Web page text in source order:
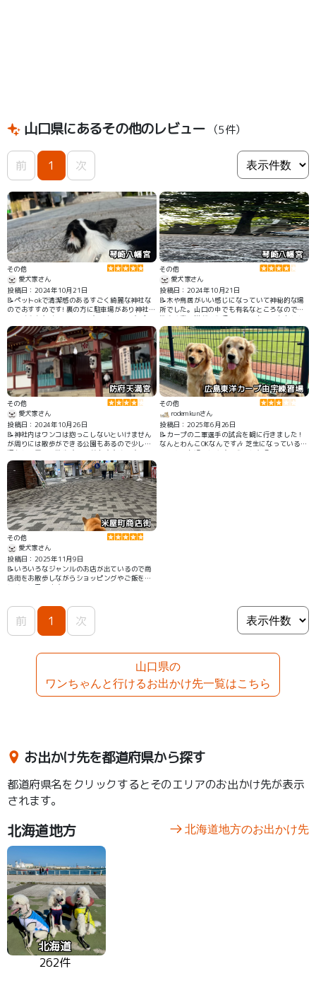
山口県にあるその他のレビュー （5件）
前 1 次
琴崎八幡宮
その他
愛犬家さん
投稿日：2024年10月21日
📝ペットokで清潔感のあるすごく綺麗な神社な
のでおすすめです! 裏の方に駐車場があり神社ま
で長く歩かなくていいのですごくいいです ペッ
ト用のお守りも売ってあります!
琴崎八幡宮
その他
愛犬家さん
投稿日：2024年10月21日
📝木や鳥居がいい感じになっていて神秘的な場
所でした。山口の中でも有名なところなのでお
散歩や寄り道がてら行ってみてもいいかもしれ
ません
防府天満宮
その他
愛犬家さん
投稿日：2024年10月26日
📝神社内はワンコは抱っこしないといけません
が周りには散歩ができる公園もあるので少し参
拝をして周りで散歩するのがおすすめです
広島東洋カープ由宇練習場
その他
rodemkunさん
投稿日：2025年6月26日
📝カープの二軍選手の試合を観に行きました！
なんとわんこOKなんです🎶 芝生になっているの
でわんこも過ごしやすそうでした😊
米屋町商店街
その他
愛犬家さん
投稿日：2025年11月9日
📝いろいろなジャンルのお店が出ているので商
店街をお散歩しながらショッピングやご飯を楽
しめると思います。
前 1 次
山口県の
ワンちゃんと行けるお出かけ先一覧はこちら
お出かけ先を都道府県から探す
都道府県名をクリックするとそのエリアのお出かけ先が表示
されます。
北海道地方 北海道地方のお出かけ先
北海道
262件